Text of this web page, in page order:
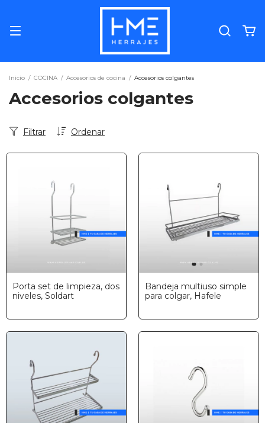
Inicio / COCINA / Accesorios de cocina / Accesorios colgantes
Accesorios colgantes
Ordenar
Filtrar
Porta set de limpieza, dos
niveles, Soldart
Bandeja multiuso simple
para colgar, Hafele